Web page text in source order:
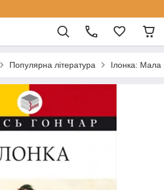
Популярна література Ілонка: Мала